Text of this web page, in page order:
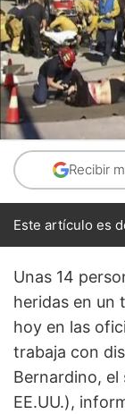
Recibir
Este artículo es
Unas 14
heridas en un
hoy en las
trabaja con
Bernardino, el
EE.UU.),